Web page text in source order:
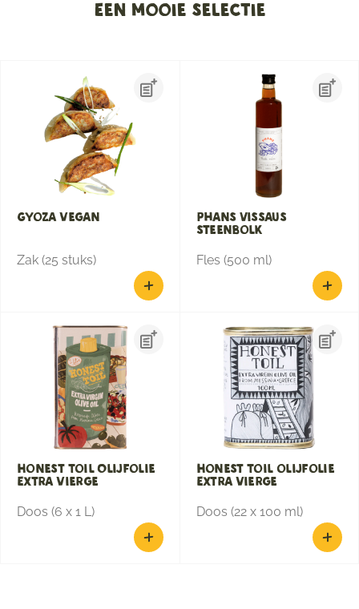
Een mooie selectie
Gyoza Vegan
Zak (25 stuks)
Phans vissaus
steenbolk
Fles (500 ml)
Honest Toil Olijfolie
Extra Vierge
Doos (6 x 1 L)
Honest Toil olijfolie
Extra Vierge
Doos (22 x 100 ml)